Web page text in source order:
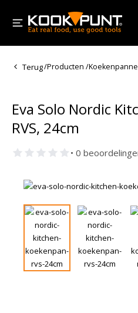
Terug/Producten /
Eva Solo Nordic
RVS, 24cm
• 0